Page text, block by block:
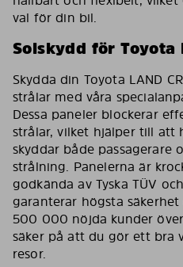
val för din bil.
Solskydd för Toyota
Skydda din Toyota LAND
strålar med våra
Dessa paneler blockerar
strålar, vilket hjälper till att
skyddar både passagerare
strålning. Panelerna är
godkända av Tyska TÜV
garanterar högsta
500 000 nöjda kunder
säker på att du gör ett bra
resor.